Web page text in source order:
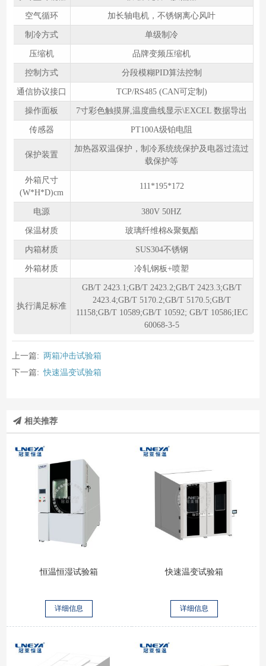
空气循环 加长轴电机，不锈钢离心风叶
制冷方式 单级制冷
压缩机 品牌变频压缩机
控制方式 分段模糊PID算法控制
通信协议接口 TCP/RS485 (CAN可定制)
操作面板 7寸彩色触摸屏,温度曲线显示\EXCEL 数据导出
传感器 PT100A级铂电阻
保护装置
加热器双温保护，制冷系统统保护及电器过流过
载保护等
外箱尺寸
(W*H*D)cm
111*195*172
电源 380V 50HZ
保温材质 玻璃纤维棉&聚氨酯
内箱材质 SUS304不锈钢
外箱材质 冷轧钢板+喷塑
执行满足标准
GB/T 2423.1;GB/T 2423.2;GB/T 2423.3;GB/T
2423.4;GB/T 5170.2;GB/T 5170.5;GB/T
11158;GB/T 10589;GB/T 10592; GB/T 10586;IEC
60068-3-5
上一篇: 两箱冲击试验箱
下一篇: 快速温变试验箱
相关推荐
恒温恒湿试验箱
详细信息
快速温变试验箱
详细信息